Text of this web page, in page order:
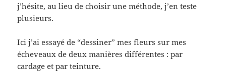
j’hésite, au lieu de choisir une méthode, j’en teste
plusieurs.
Ici j’ai essayé de “dessiner” mes fleurs sur mes
écheveaux de deux manières différentes : par
cardage et par teinture.